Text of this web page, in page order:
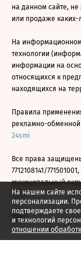
На нашем сайте
персонализации.
подтверждаете свое
и технологий
отношении
на данном сайте,
или продаже каких-
На
технологии
информации на
относящихся к
находящихся на
Правила
рекламно-
24smi
Все права
7712108141/
муниципальный
2026